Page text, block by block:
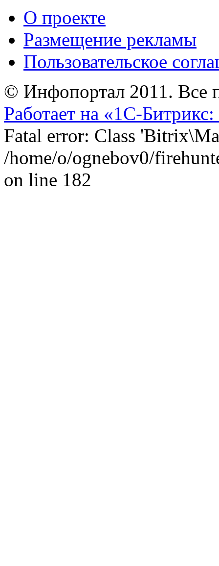
О проекте
Размещение рекламы
Пользовательское
© Инфопортал 2011. Все
Работает на «1С-
Fatal error: Class
/home/o/ognebov0/
on line 182